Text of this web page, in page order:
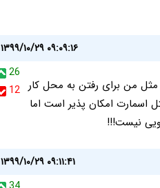
۱۳۹۹/۱۰/۲۹ ۰۹:۰۹:۱۶
26
12 در تهران خیلی ها مثل من برای رفتن به محل کار
امکان پذیر است اما
نیست!!!
۱۳۹۹/۱۰/۲۹ ۰۹:۱۱:۴۱